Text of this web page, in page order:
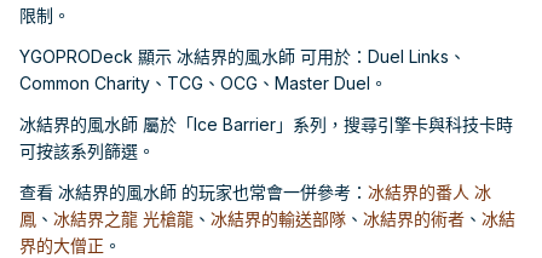
限制。
YGOPRODeck 顯示 冰結界的風水師 可用於：Duel Links、
Common Charity、TCG、OCG、Master Duel。
冰結界的風水師 屬於「Ice Barrier」系列，搜尋引擎卡與科技卡時
可按該系列篩選。
查看 冰結界的風水師 的玩家也常會一併參考： 冰結界的番人 冰
鳳 、 冰結界之龍 光槍龍 、 冰結界的輸送部隊 、 冰結界的術者 、 冰結
界的大僧正 。